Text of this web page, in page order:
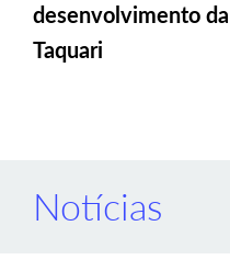
desenvolvimento
Taquari
Notícias